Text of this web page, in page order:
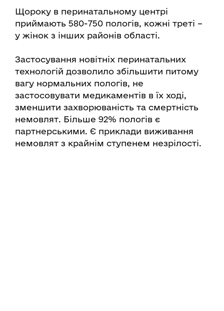
Щороку в перинатальному центрі
приймають 580-750 пологів, кожні треті –
у жінок з інших районів області.
Застосування новітніх перинатальних
технологій дозволило збільшити питому
вагу нормальних пологів, не
застосовувати медикаментів в їх ході,
зменшити захворюваність та смертність
немовлят. Більше 92% пологів є
партнерськими. Є приклади виживання
немовлят з крайнім ступенем незрілості.